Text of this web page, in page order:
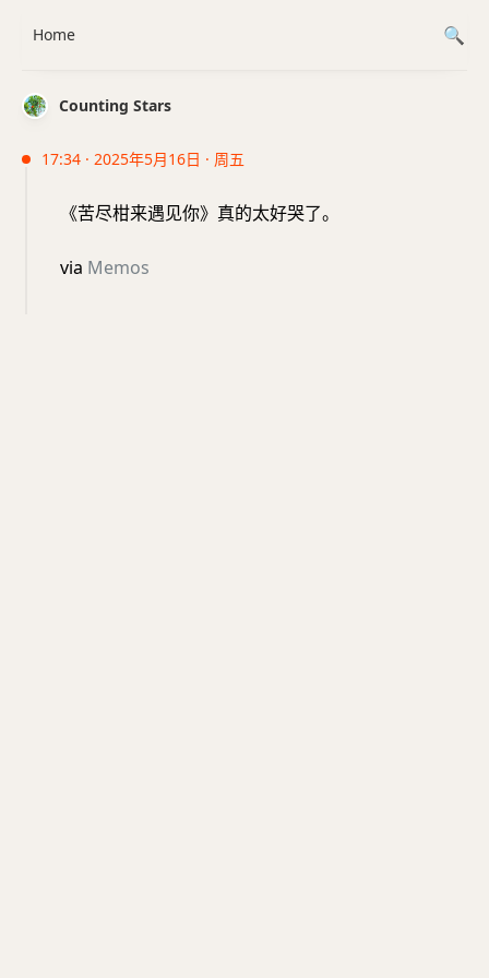
Counting Stars
17:34 · 2025年5月16日 · 周五
《苦尽柑来遇见你》真的太好哭了。
via Memos
Home